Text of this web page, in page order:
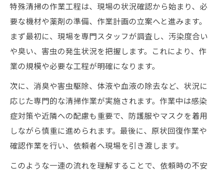
特殊清掃の作業工程は、現場の状況確認から始まり、必
要な機材や薬剤の準備、作業計画の立案へと進みます。
まず最初に、現場を専門スタッフが調査し、汚染度合い
や臭い、害虫の発生状況を把握します。これにより、作
業の規模や必要な工程が明確になります。
次に、消臭や害虫駆除、体液や血液の除去など、状況に
応じた専門的な清掃作業が実施されます。作業中は感染
症対策や近隣への配慮も重要で、防護服やマスクを着用
しながら慎重に進められます。最後に、原状回復作業や
確認作業を行い、依頼者へ現場を引き渡します。
このような一連の流れを理解することで、依頼時の不安